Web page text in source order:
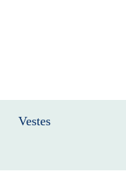
Vestes